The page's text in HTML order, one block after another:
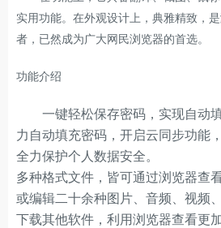
实用功能。在外观设计上，典雅精致，
者，已然成为广大网民浏览器的首选。
功能介绍
一键轻松保存密码，实现自动
力自动填充密码，开启云同步功能
全力保护个人数据安全。
多种格式文件，皆可通过浏览器查
或编辑二十余种图片、音频、视频
下载其他软件，利用浏览器查看更